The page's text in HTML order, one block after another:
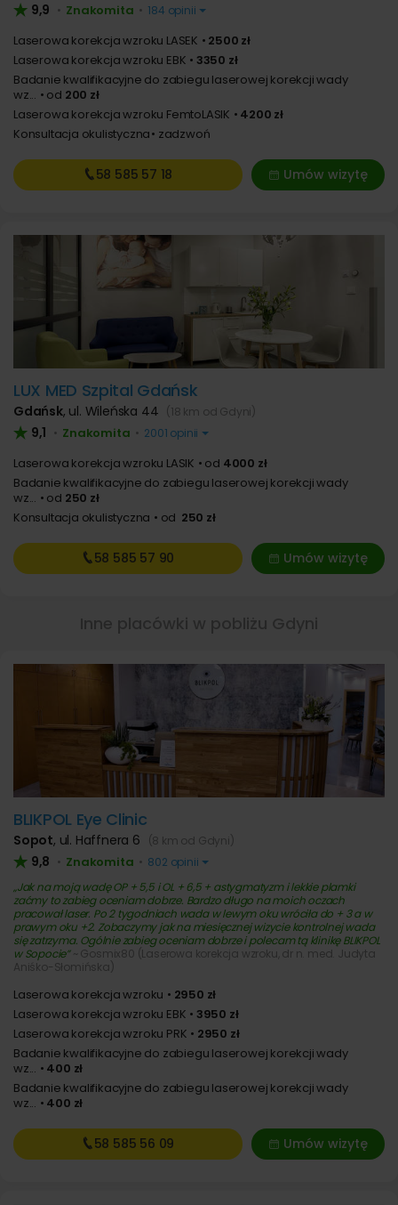
9,9 • Znakomita • 184 opinii
Laserowa korekcja wzroku LASEK
2500 zł
Laserowa korekcja wzroku EBK
3350 zł
Badanie kwalifikacyjne do zabiegu laserowej korekcji wady
wz...
od 200 zł
Laserowa korekcja wzroku FemtoLASIK
4200 zł
Konsultacja okulistyczna zadzwoń
Umów wizytę
58 585 57 18
LUX MED Szpital Gdańsk
Gdańsk, ul. Wileńska 44 (18 km od Gdyni)
9,1 • Znakomita • 2001 opinii
Laserowa korekcja wzroku LASIK od 4000 zł
Badanie kwalifikacyjne do zabiegu laserowej korekcji wady
wz...
od 250 zł
Konsultacja okulistyczna
od 250 zł
Umów wizytę
58 585 57 90
BLIKPOL Eye Clinic
Sopot, ul. Haffnera 6 (8 km od Gdyni)
9,8 • Znakomita • 802 opinii
Jak na moją wadę OP + 5,5 i OL + 6,5 + astygmatyzm i lekkie plamki
zaćmy to zabieg oceniam dobrze. Bardzo długo na moich oczach
pracował laser. Po 2 tygodniach wada w lewym oku wróciła do + 3 a w
prawym oku +2. Zobaczymy jak na miesięcznej wizycie kontrolnej wada
się zatrzyma. Ogólnie zabieg oceniam dobrze i polecam tą klinikę BLIKPOL
w Sopocie ~ Gosmix80 (Laserowa korekcja wzroku, dr n. med. Judyta
Aniśko-Słomińska)
Laserowa korekcja wzroku
2950 zł
Laserowa korekcja wzroku EBK
3950 zł
Laserowa korekcja wzroku PRK
2950 zł
Badanie kwalifikacyjne do zabiegu laserowej korekcji wady
wz...
400 zł
Badanie kwalifikacyjne do zabiegu laserowej korekcji wady
wz...
400 zł
Umów wizytę
58 585 56 09